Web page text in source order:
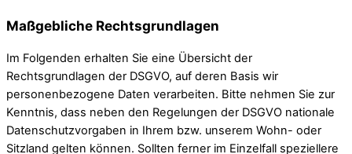
Maßgebliche Rechtsgrundlagen
Im Folgenden erhalten Sie eine Übersicht der
Rechtsgrundlagen der DSGVO, auf deren Basis wir
personenbezogene Daten verarbeiten. Bitte nehmen Sie zur
Kenntnis, dass neben den Regelungen der DSGVO nationale
Datenschutzvorgaben in Ihrem bzw. unserem Wohn- oder
Sitzland gelten können. Sollten ferner im Einzelfall speziellere